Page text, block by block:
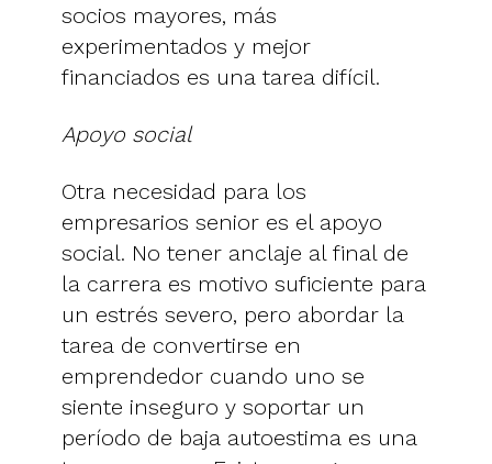
socios mayores, más
experimentados y mejor
financiados es una tarea difícil.
Apoyo social
Otra necesidad para los
empresarios senior es el apoyo
social. No tener anclaje al final de
la carrera es motivo suficiente para
un estrés severo, pero abordar la
tarea de convertirse en
emprendedor cuando uno se
siente inseguro y soportar un
período de baja autoestima es una